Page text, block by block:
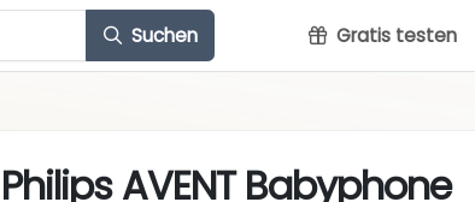
Suchen Gratis testen
Philips AVENT Babyphone